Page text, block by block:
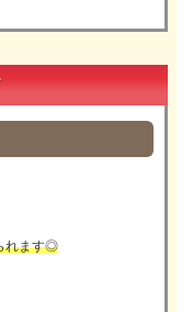
れます◎